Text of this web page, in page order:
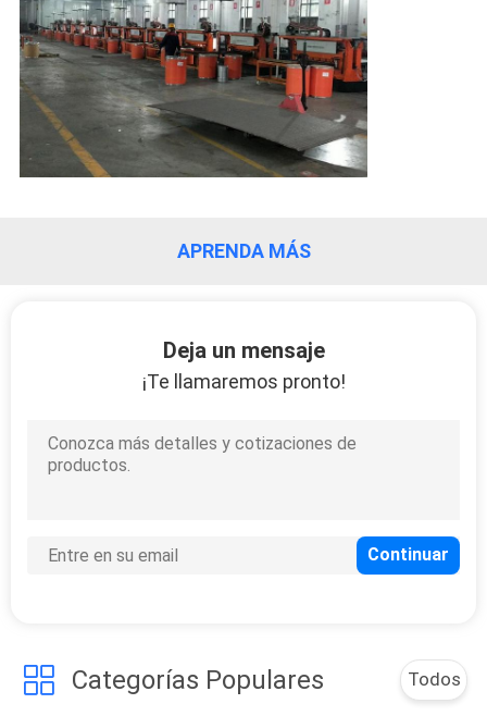
APRENDA MÁS
Deja un mensaje
¡Te llamaremos pronto!
Categorías Populares Todos